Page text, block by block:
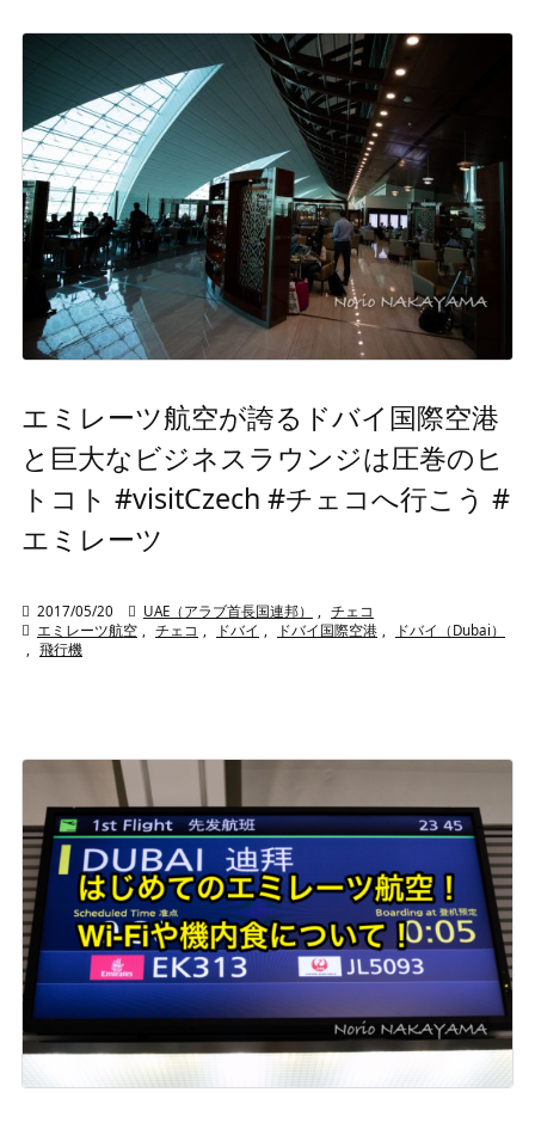
エミレーツ航空が誇るドバイ国際空港
と巨大なビジネスラウンジは圧巻のヒ
トコト #visitCzech #チェコへ行こう #
エミレーツ
 2017/05/20  UAE（アラブ首長国連邦） , チェコ
 エミレーツ航空 , チェコ , ドバイ , ドバイ国際空港 ,
ドバイ（Dubai）
, 飛行機